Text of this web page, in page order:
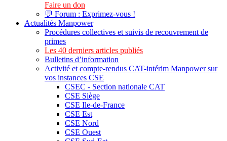
Faire un don
💬 Forum : Exprimez-vous !
Actualités Manpower
Procédures collectives et suivis de recouvrement de
primes
Les 40 derniers articles publiés
Bulletins d’information
Activité et compte-rendus CAT-intérim Manpower sur
vos instances CSE
CSEC - Section nationale CAT
CSE Siège
CSE Ile-de-France
CSE Est
CSE Nord
CSE Ouest